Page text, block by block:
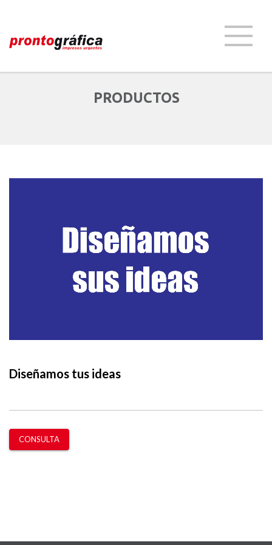
PRODUCTOS
Diseñamos tus ideas
CONSULTA